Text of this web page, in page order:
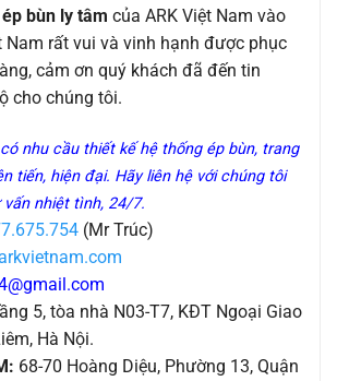
bùn ly tâm của ARK Việt Nam vào
Nam rất vui và vinh hạnh được phục
cảm ơn quý khách đã đến tin
cho chúng tôi.
nhu cầu thiết kế hệ thống ép bùn, trang
tiến, hiện đại. Hãy liên hệ với chúng tôi
nhiệt tình, 24/7.
(Mr Trúc)
5, tòa nhà N03-T7, KĐT Ngoại Giao
Hà Nội.
68-70 Hoàng Diệu, Phường 13, Quận